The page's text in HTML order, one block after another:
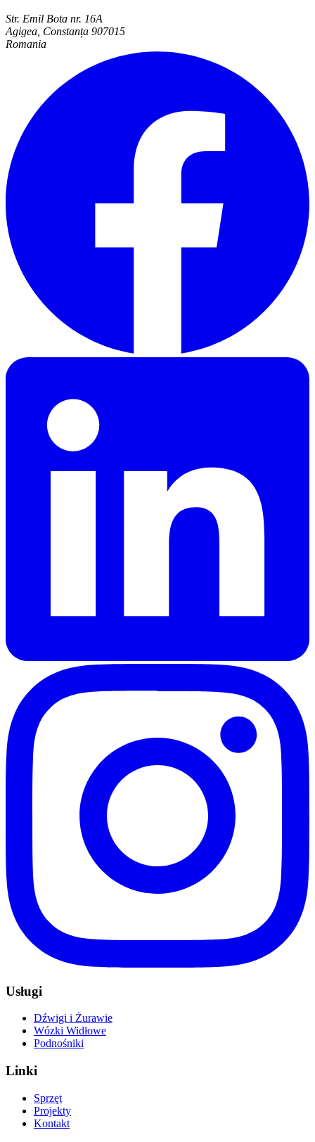
Str. Emil Bota nr. 16A
Agigea, Constanța 907015
Romania
Usługi
Dźwigi i Żurawie
Wózki Widłowe
Podnośniki
Linki
Sprzęt
Projekty
Kontakt